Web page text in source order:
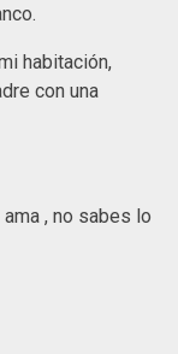
habitación,
con una
, no sabes lo